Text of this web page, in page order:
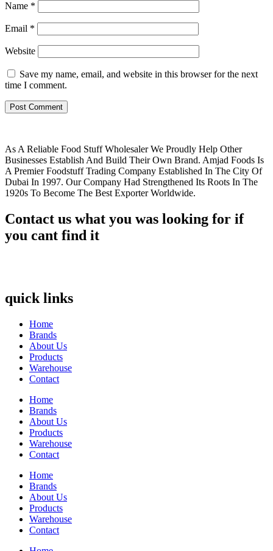
Name *
Email *
Website
Save my name, email, and website in this browser for the next
time I comment.
As A Reliable Food Stuff Wholesaler We Proudly Help Other
Businesses Establish And Build Their Own Brand. Amjad Foods Is
A Premier Foodstuff Trading Company Established In The City Of
Dubai In 1997. Our Company Had Strengthened Its Roots In The
1920s To Become The Best Exporter Worldwide.
Contact us what you was looking for if
you cant find it
quick links
Home
Brands
About Us
Products
Warehouse
Contact
Home
Brands
About Us
Products
Warehouse
Contact
Home
Brands
About Us
Products
Warehouse
Contact